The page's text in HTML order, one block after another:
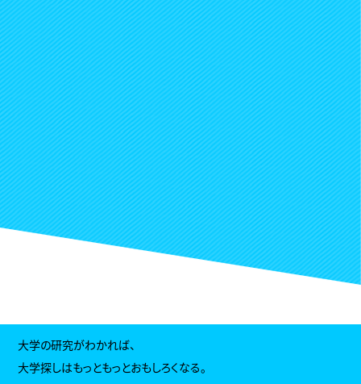
大学の研究がわかれば、
大学探しはもっともっとおもしろくなる。